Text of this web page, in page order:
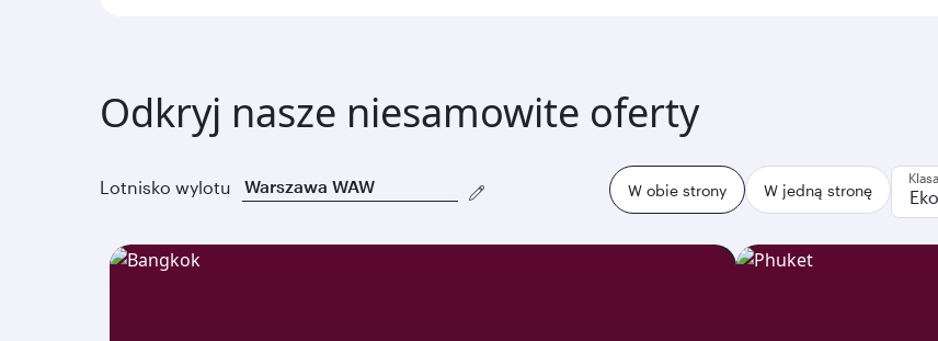
Odkryj nasze niesamowite oferty
Lotnisko wylotu W obie strony W jedną stronę
Klasa